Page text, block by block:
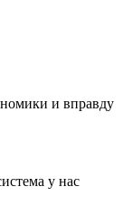
и вправду
у нас